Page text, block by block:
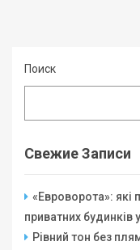
Поиск
Свежие Записи
«Евроворота»: які
приватних будинків
Рівний тон без